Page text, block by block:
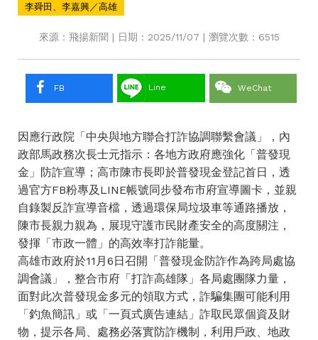
李舜田、李嘉興／高雄
來源：飛揚新聞 | 日期：2025/11/07 | 瀏覽次數：6515
FB Line WeChat
因應行政院「中央與地方聯合打詐協調聯繫會議」，內
政部馬政務次長士元指示：各地方政府應強化「普發現
金」防詐宣導；高市陳市長即於普發現金登記首日，透
過官方FB粉專及LINE帳號同步發布市府宣導圖卡，並親
自錄製反詐宣導音檔，透過環保局垃圾車等通路播放，
陳市長親力親為，展現守護市民財產安全的高度關注，
發揮「市政一體」的高效率打詐能量。
高雄市政府於11月6日召開「普發現金防詐作為跨局處協
調會議」，整合市府「打詐高雄隊」各局處團隊力量，
面對此次普發現金多元的領取方式，詐騙集團可能利用
「釣魚簡訊」或「一頁式廣告連結」詐取民眾個資及財
物，提示各局、處務必落實防詐機制，利用戶政、地政